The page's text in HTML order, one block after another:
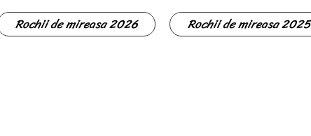
Rochii de mireasa 2026 Rochii de mireasa 2025